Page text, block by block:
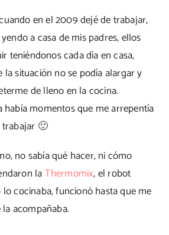
en el 2009 dejé de trabajar,
a casa de mis padres, ellos
teniéndonos cada día en casa,
la situación no se podía alargar y
de lleno en la cocina.
había momentos que me arrepentía
🙂
no sabía qué hacer, ni cómo
laThermomix, el robot
cocinaba, funcionó hasta que me
acompañaba.